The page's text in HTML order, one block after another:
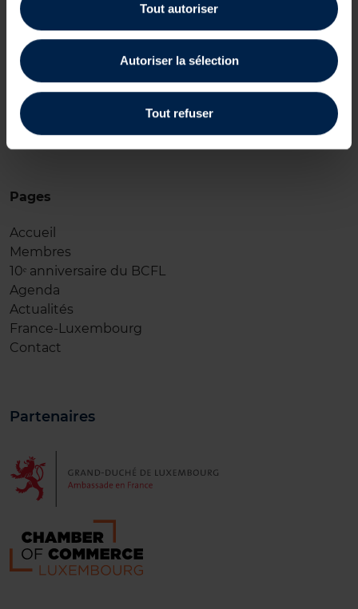
Tout autoriser
Autoriser la sélection
Tout refuser
33 Avenue Rapp
F-75007 Paris
Tél.: (+33)1 45 55 13 37
Email:
contact@bcfl.fr
Pages
Accueil
Membres
10ᵉ anniversaire du BCFL
Agenda
Actualités
France-Luxembourg
Contact
Partenaires